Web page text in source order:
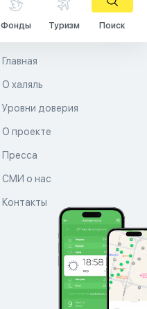
Фонды Туризм Поиск
Главная
О халяль
Уровни доверия
О проекте
Пресса
СМИ о нас
Контакты